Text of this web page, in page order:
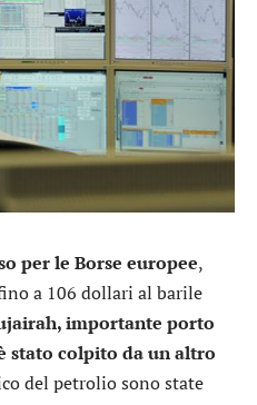
per le Borse europee,
a 106 dollari al barile
importante porto
stato colpito da un altro
del petrolio sono state